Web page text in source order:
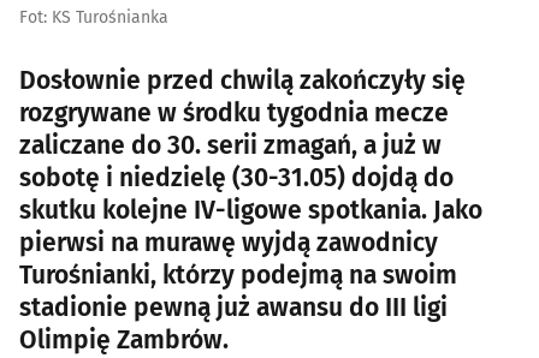
Fot: KS Turośnianka
Dosłownie przed chwilą zakończyły się
rozgrywane w środku tygodnia mecze
zaliczane do 30. serii zmagań, a już w
sobotę i niedzielę (30-31.05) dojdą do
skutku kolejne IV-ligowe spotkania. Jako
pierwsi na murawę wyjdą zawodnicy
Turośnianki, którzy podejmą na swoim
stadionie pewną już awansu do III ligi
Olimpię Zambrów.